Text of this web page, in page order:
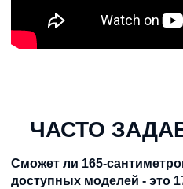
ЧАСТО
Сможет ли 165-
доступных моделей - это